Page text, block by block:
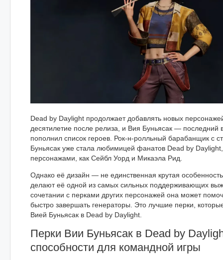
Dead by Daylight продолжает добавлять новых
десятилетие после релиза, и Вия Буньясак — последний
пополнил список героев. Рок-н-ролльный барабанщик с
Буньясак уже стала любимицей фанатов Dead by
персонажами, как Сейбл Уорд и Микаэла Рид.
Однако её дизайн — не единственная крутая
делают её одной из самых сильных поддерживающих
сочетании с перками других персонажей она может
быстро завершать генераторы. Это лучшие перки,
Вией Буньясак в Dead by Daylight.
Перки Вии Буньясак в Dead by
способности для командной игры